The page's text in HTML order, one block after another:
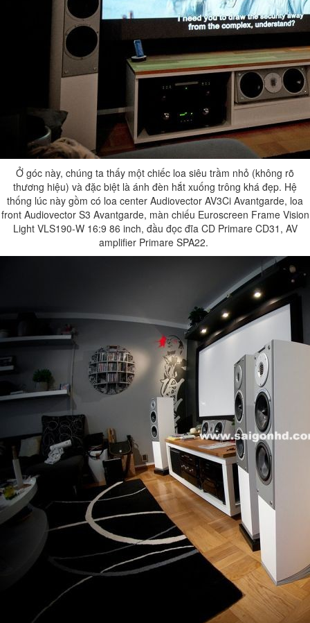
Ở góc này, chúng ta thấy một chiếc loa siêu trầm nhỏ (không rõ
thương hiệu) và đặc biệt là ánh đèn hắt xuống trông khá đẹp. Hệ
thống lúc này gồm có loa center Audiovector AV3Ci Avantgarde, loa
front Audiovector S3 Avantgarde, màn chiếu Euroscreen Frame Vision
Light VLS190-W 16:9 86 inch, đầu đọc đĩa CD Primare CD31, AV
amplifier Primare SPA22.